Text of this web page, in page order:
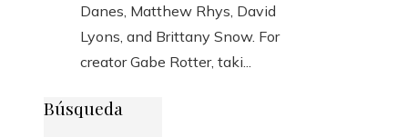
Danes, Matthew Rhys, David
Lyons, and Brittany Snow. For
creator Gabe Rotter, taki...
Búsqueda